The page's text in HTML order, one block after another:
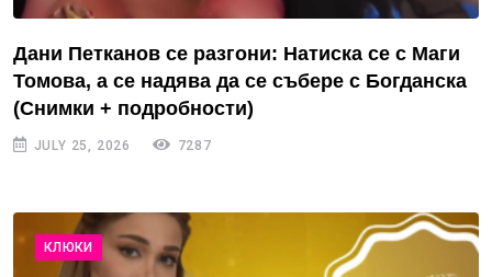
Дани Петканов се разгони: Натиска се с Маги
Томова, а се надява да се събере с Богданска
(Снимки + подробности)
JULY 25, 2026 7287
КЛЮКИ